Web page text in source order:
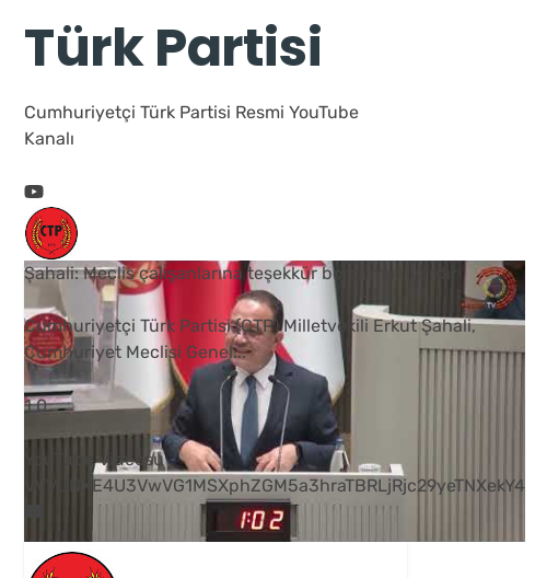
Türk Partisi
Cumhuriyetçi Türk Partisi Resmi YouTube
Kanalı
Şahali: Meclis çalışanlarına teşekkür borcumuz vardır
Cumhuriyetçi Türk Partisi (CTP) Milletvekili Erkut Şahali,
Cumhuriyet Meclisi Genel...
1 0
YouTube Videosu
VVVUNXE4U3VwVG1MSXphZGM5a3hraTBRLjRjc29yeTNXekY4